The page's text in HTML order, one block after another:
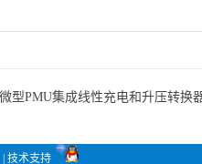
微型PMU集成线性充电和升压转换
技术支持